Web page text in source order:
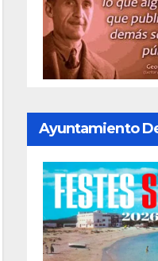
Ayuntamiento